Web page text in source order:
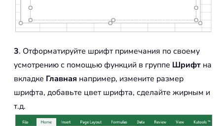
3. Отформатируйте шрифт примечания по своему
усмотрению с помощью функций в группе Шрифт на
вкладке Главная например, измените размер
шрифта, добавьте цвет шрифта, сделайте жирным и
т.д.